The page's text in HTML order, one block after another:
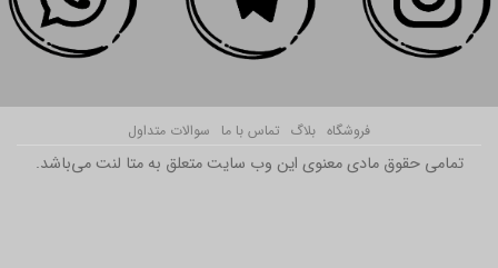
فروشگاه بلاگ تماس با ما سوالات متداول
تمامی حقوق مادی معنوی این وب سایت متعلق به متا لنت می‌باشد.